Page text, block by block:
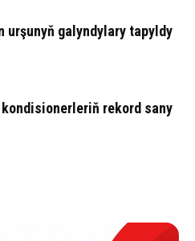
urşunyň galyndylary tapyldy
rekord sany